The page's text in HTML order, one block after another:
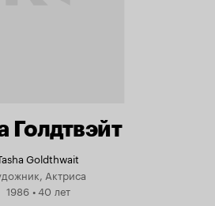
Голдтвэйт
Goldthwait
Актриса
1986 •40 лет